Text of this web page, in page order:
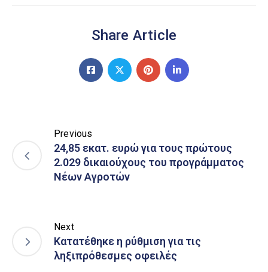
Share Article
Previous
24,85 εκατ. ευρώ για τους πρώτους
2.029 δικαιούχους του προγράμματος
Νέων Αγροτών
Next
Κατατέθηκε η ρύθμιση για τις
ληξιπρόθεσμες οφειλές